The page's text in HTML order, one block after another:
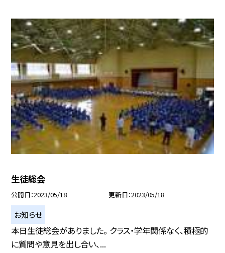
生徒総会
公開日 2023/05/18 更新日 2023/05/18
お知らせ
本日生徒総会がありました。 クラス・学年関係なく、積極的
に質問や意見を出し合い、...